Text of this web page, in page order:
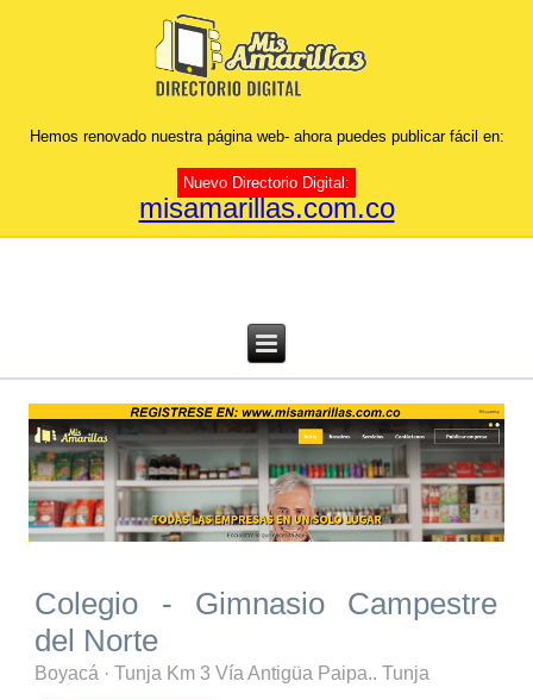
Hemos renovado nuestra página web- ahora puedes publicar fácil en:
Nuevo Directorio Digital:
misamarillas.com.co
Colegio - Gimnasio Campestre
del Norte
Boyacá ·Tunja Km 3 Vía Antigüa Paipa.. Tunja